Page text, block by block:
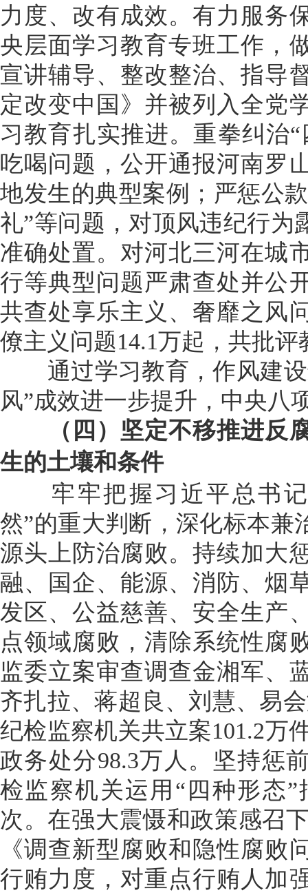
力度、改有成效。有力服务
央层面学习教育专班工作，
宣讲辅导、整改整治、指导
定改变中国》并被列入全党
习教育扎实推进。重拳纠治
吃喝问题，公开通报河南罗
地发生的典型案例；严惩公
礼”等问题，对顶风违纪行为
准确处置。对河北三河在城
行等典型问题严肃查处并公
共查处享乐主义、奢靡之风
僚主义问题14.1万起，共批评
通过学习教育，作风建设
风”成效进一步提升，中央八
（四）坚定不移推进反腐
生的土壤和条件
牢牢把握习近平总书记
然”的重大判断，深化标本兼
源头上防治腐败。持续加大
融、国企、能源、消防、烟
发区、公益慈善、安全生产
点领域腐败，清除系统性腐
监委立案审查调查金湘军、
齐扎拉、蒋超良、刘慧、易
纪检监察机关共立案101.2万
政务处分98.3万人。坚持惩
检监察机关运用“四种形态”
次。在强大震慑和政策感召
《调查新型腐败和隐性腐败
行贿力度，对重点行贿人加